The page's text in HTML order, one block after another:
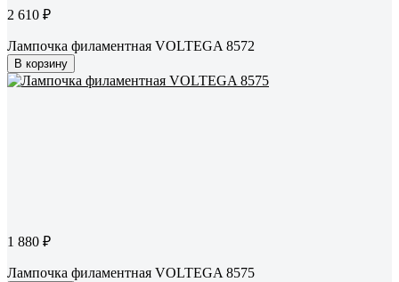
2 610 ₽
Лампочка филаментная VOLTEGA 8572
В корзину
1 880 ₽
Лампочка филаментная VOLTEGA 8575